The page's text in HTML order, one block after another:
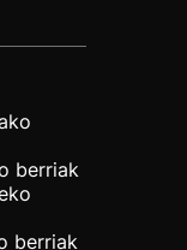
berriak
berriak